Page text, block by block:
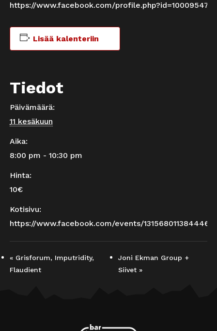
https://www.facebook.com/
Lisää kalenteriin
Tiedot
Päivämäärä:
11 kesäkuun
Aika:
8:00 pm - 10:30 pm
Hinta:
10€
Kotisivu:
https://www.facebook.com/events/1315680113844466/
« Grisforum, Imputridity,
Flaudient
Joni Ekman Group +
Siivet »